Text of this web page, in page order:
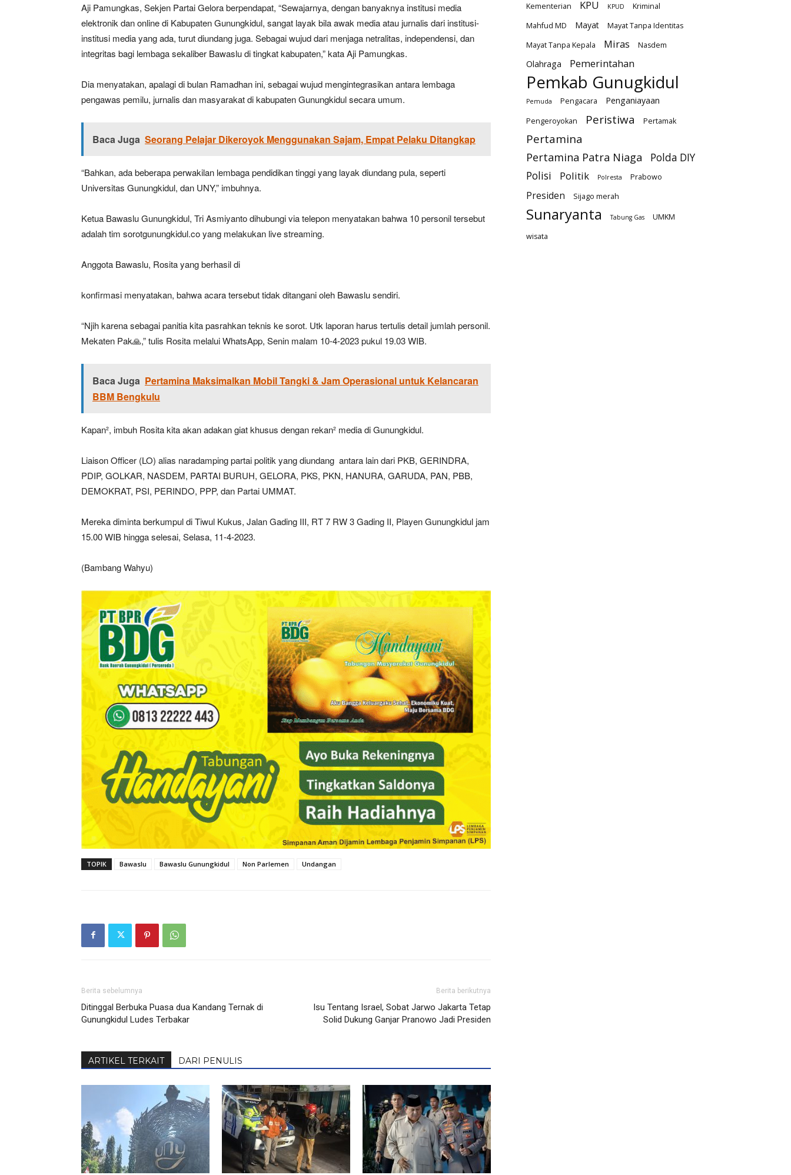
Aji Pamungkas, Sekjen Partai Gelora berpendapat, “Sewajarnya, dengan banyaknya institusi media
elektronik dan online di Kabupaten Gunungkidul, sangat layak bila awak media atau jurnalis dari institusi-
institusi media yang ada, turut diundang juga. Sebagai wujud dari menjaga netralitas, independensi, dan
integritas bagi lembaga sekaliber Bawaslu di tingkat kabupaten,” kata Aji Pamungkas.
Dia menyatakan, apalagi di bulan Ramadhan ini, sebagai wujud mengintegrasikan antara lembaga
pengawas pemilu, jurnalis dan masyarakat di kabupaten Gunungkidul secara umum.
Baca Juga Seorang Pelajar Dikeroyok Menggunakan Sajam, Empat Pelaku Ditangkap
“Bahkan, ada beberapa perwakilan lembaga pendidikan tinggi yang layak diundang pula, seperti
Universitas Gunungkidul, dan UNY,” imbuhnya.
Ketua Bawaslu Gunungkidul, Tri Asmiyanto dihubungi via telepon menyatakan bahwa 10 personil tersebut
adalah tim sorotgunungkidul.co yang melakukan live streaming.
Anggota Bawaslu, Rosita yang berhasil di
konfirmasi menyatakan, bahwa acara tersebut tidak ditangani oleh Bawaslu sendiri.
“Njih karena sebagai panitia kita pasrahkan teknis ke sorot. Utk laporan harus tertulis detail jumlah personil.
Mekaten Pak🙏,” tulis Rosita melalui WhatsApp, Senin malam 10-4-2023 pukul 19.03 WIB.
Baca Juga Pertamina Maksimalkan Mobil Tangki & Jam Operasional untuk Kelancaran
BBM Bengkulu
Kapan², imbuh Rosita kita akan adakan giat khusus dengan rekan² media di Gunungkidul.
Liaison Officer (LO) alias naradamping partai politik yang diundang antara lain dari PKB, GERINDRA,
PDIP, GOLKAR, NASDEM, PARTAI BURUH, GELORA, PKS, PKN, HANURA, GARUDA, PAN, PBB,
DEMOKRAT, PSI, PERINDO, PPP, dan Partai UMMAT.
Mereka diminta berkumpul di Tiwul Kukus, Jalan Gading III, RT 7 RW 3 Gading II, Playen Gunungkidul jam
15.00 WIB hingga selesai, Selasa, 11-4-2023.
(Bambang Wahyu)
TOPIK Bawaslu Bawaslu Gunungkidul Non Parlemen Undangan
Berita sebelumnya
Ditinggal Berbuka Puasa dua Kandang Ternak di
Gunungkidul Ludes Terbakar
Berita berikutnya
Isu Tentang Israel, Sobat Jarwo Jakarta Tetap
Solid Dukung Ganjar Pranowo Jadi Presiden
ARTIKEL TERKAIT DARI PENULIS
Kementerian
KPU KPUD
Kriminal
Mahfud MD
Mayat
Mayat Tanpa Identitas
Mayat Tanpa Kepala
Miras Nasdem
Olahraga Pemerintahan
Pemkab Gunugkidul
Pemuda Pengacara Penganiayaan
Pengeroyokan Peristiwa Pertamak
Pertamina
Pertamina Patra Niaga
Polda DIY
Polisi
Politik Polresta Prabowo
Presiden Sijago merah
Sunaryanta Tabung Gas
UMKM
wisata